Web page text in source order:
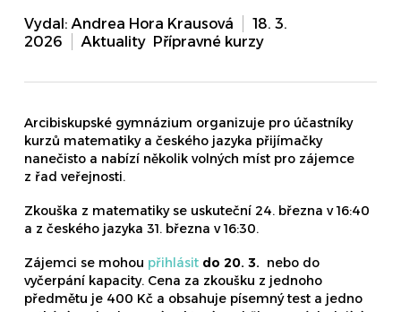
Vydal:Andrea Hora Krausová
18. 3.
2026
Aktuality, Přípravné kurzy
Arcibiskupské gymnázium organizuje pro účastníky
kurzů matematiky a českého jazyka přijímačky
nanečisto a nabízí několik volných míst pro zájemce
z řad veřejnosti.
Zkouška z matematiky se uskuteční 24. března v 16:40
a z českého jazyka 31. března v 16:30.
Zájemci se mohou přihlásit do 20. 3. nebo do
vyčerpání kapacity. Cena za zkoušku z jednoho
předmětu je 400 Kč a obsahuje písemný test a jedno